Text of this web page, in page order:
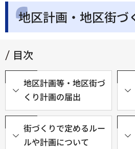
地区計画・地区街づ
目次
地区計画等・地区街づ
くり計画の届出
街づくりで定めるルー
ルや計画について